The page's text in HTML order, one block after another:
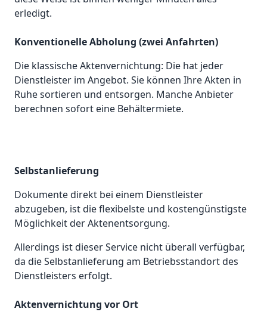
erledigt.
Konventionelle Abholung (zwei Anfahrten)
Die klassische Aktenvernichtung: Die hat jeder
Dienstleister im Angebot. Sie können Ihre Akten in
Ruhe sortieren und entsorgen. Manche Anbieter
berechnen sofort eine Behältermiete.
Selbstanlieferung
Dokumente direkt bei einem Dienstleister
abzugeben, ist die flexibelste und kostengünstigste
Möglichkeit der Aktenentsorgung.
Allerdings ist dieser Service nicht überall verfügbar,
da die Selbstanlieferung am Betriebsstandort des
Dienstleisters erfolgt.
Aktenvernichtung vor Ort